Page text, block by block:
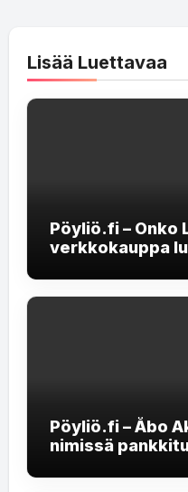
Lisää Luettavaa
Pöyliö.fi – Onko
verkkokauppa
Pöyliö.fi – Åbo
nimissä